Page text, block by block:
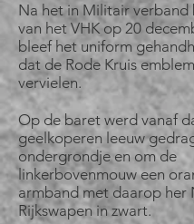
Na het in Militair verband
van het VHK op 20
bleef het uniform
dat de Rode Kruis
vervielen.
Op de baret werd vanaf
geelkoperen leeuw
ondergrondje en om de
linkerbovenmouw een
armband met daarop her
Rijkswapen in zwart.